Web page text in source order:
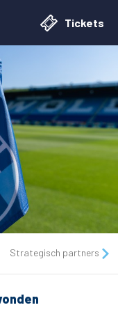
Tickets
Strategisch partners